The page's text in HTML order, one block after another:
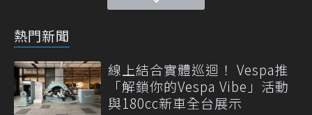
熱門新聞
線上結合實體巡迴！ Vespa推
「解鎖你的Vespa Vibe」活動
與180cc新車全台展示